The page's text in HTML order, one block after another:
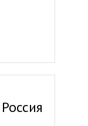
Россия